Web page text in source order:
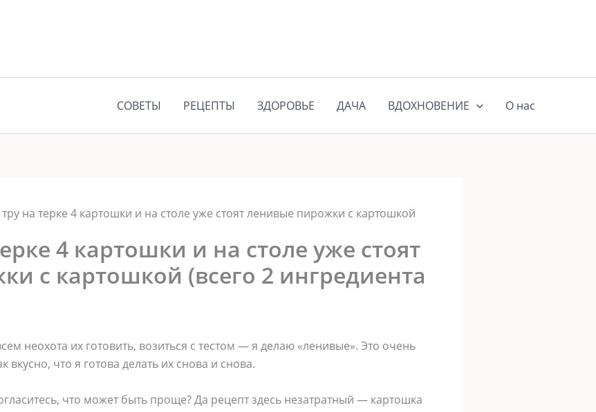
СОВЕТЫ РЕЦЕПТЫ ЗДОРОВЬЕ ДАЧА ВДОХНОВЕНИЕ О нас
на терке 4 картошки и на столе уже стоят ленивые пирожки с картошкой
4 картошки и на столе уже стоят
с картошкой (всего 2 ингредиента
неохота их готовить, возиться с тестом — я делаю «ленивые». Это очень
вкусно, что я готова делать их снова и снова.
что может быть проще? Да рецепт здесь незатратный — картошка